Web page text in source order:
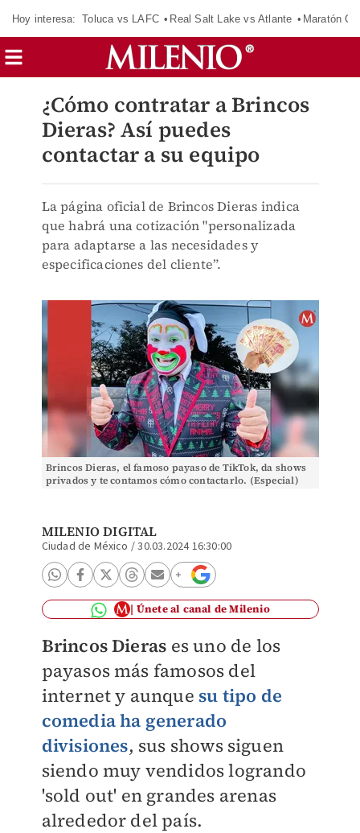
Hoy interesa: Toluca vs LAFC Real Salt Lake vs Atlante Maratón
¿Cómo contratar a Brincos
Dieras? Así puedes
contactar a su equipo
La página oficial de Brincos Dieras indica
que habrá una cotización "personalizada
para adaptarse a las necesidades y
especificaciones del cliente”.
Brincos Dieras, el famoso payaso de TikTok, da shows
privados y te contamos cómo contactarlo. (Especial)
MILENIO DIGITAL
Ciudad de México /30.03.2024 16:30:00
Únete al canal de Milenio
Brincos Dieras es uno de los
payasos más famosos del
internet y aunque su tipo de
comedia ha generado
divisiones, sus shows siguen
siendo muy vendidos logrando
'sold out' en grandes arenas
alrededor del país.